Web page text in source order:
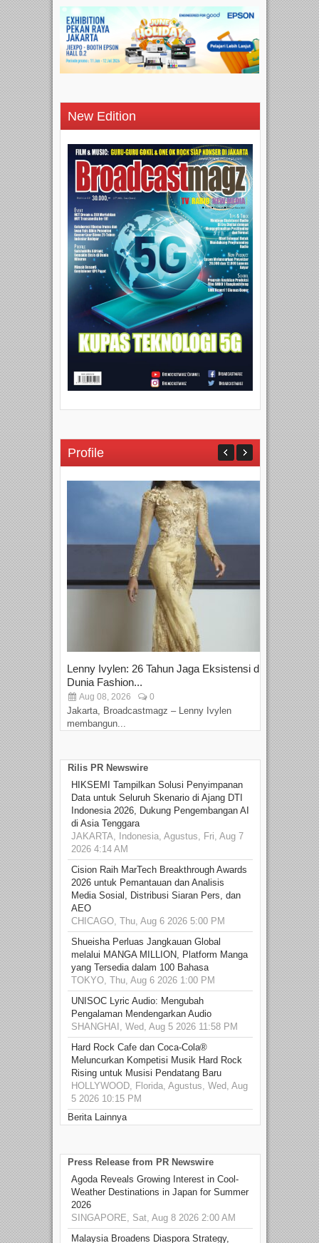
New Edition
Profile
Lenny Ivylen: 26 Tahun Jaga Eksistensi di
Dunia Fashion...
Aug 08, 2026 0
Jakarta, Broadcastmagz – Lenny Ivylen
membangun...
Rilis PR Newswire
HIKSEMI Tampilkan Solusi Penyimpanan
Data untuk Seluruh Skenario di Ajang DTI
Indonesia 2026, Dukung Pengembangan AI
di Asia Tenggara
JAKARTA, Indonesia, Agustus, Fri, Aug 7
2026 4:14 AM
Cision Raih MarTech Breakthrough Awards
2026 untuk Pemantauan dan Analisis
Media Sosial, Distribusi Siaran Pers, dan
AEO
CHICAGO, Thu, Aug 6 2026 5:00 PM
Shueisha Perluas Jangkauan Global
melalui MANGA MILLION, Platform Manga
yang Tersedia dalam 100 Bahasa
TOKYO, Thu, Aug 6 2026 1:00 PM
UNISOC Lyric Audio: Mengubah
Pengalaman Mendengarkan Audio
SHANGHAI, Wed, Aug 5 2026 11:58 PM
Hard Rock Cafe dan Coca-Cola®
Meluncurkan Kompetisi Musik Hard Rock
Rising untuk Musisi Pendatang Baru
HOLLYWOOD, Florida, Agustus, Wed, Aug
5 2026 10:15 PM
Berita Lainnya
Press Release from PR Newswire
Agoda Reveals Growing Interest in Cool-
Weather Destinations in Japan for Summer
2026
SINGAPORE, Sat, Aug 8 2026 2:00 AM
Malaysia Broadens Diaspora Strategy,